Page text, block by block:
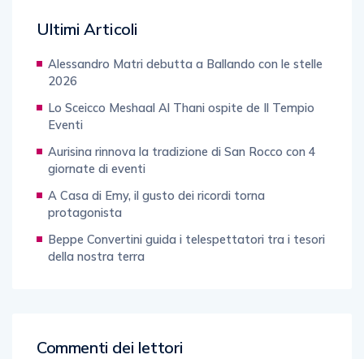
Ultimi Articoli
Alessandro Matri debutta a Ballando con le stelle
2026
Lo Sceicco Meshaal Al Thani ospite de Il Tempio
Eventi
Aurisina rinnova la tradizione di San Rocco con 4
giornate di eventi
A Casa di Emy, il gusto dei ricordi torna
protagonista
Beppe Convertini guida i telespettatori tra i tesori
della nostra terra
Commenti dei lettori